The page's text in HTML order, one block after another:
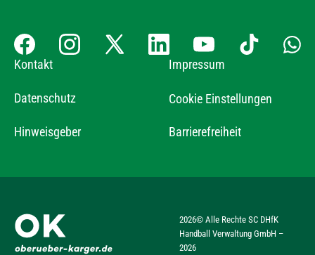
Kontakt Impressum
Datenschutz Cookie Einstellungen
Hinweisgeber Barrierefreiheit
2026© Alle Rechte SC DHfK
Handball Verwaltung GmbH –
2026